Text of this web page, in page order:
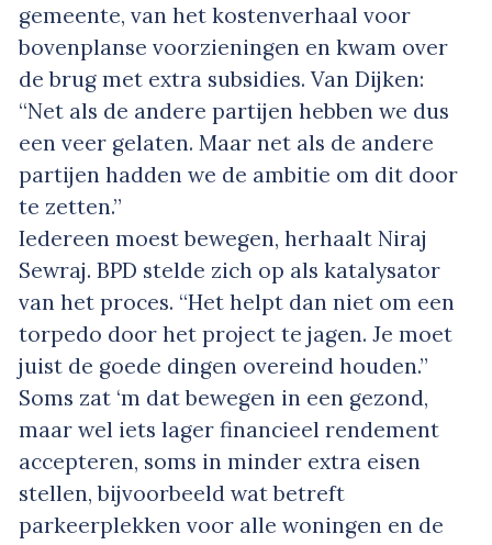
gemeente, van het kostenverhaal voor
bovenplanse voorzieningen en kwam over
de brug met extra subsidies. Van Dijken:
“Net als de andere partijen hebben we dus
een veer gelaten. Maar net als de andere
partijen hadden we de ambitie om dit door
te zetten.”
Iedereen moest bewegen, herhaalt Niraj
Sewraj. BPD stelde zich op als katalysator
van het proces. “Het helpt dan niet om een
torpedo door het project te jagen. Je moet
juist de goede dingen overeind houden.”
Soms zat ‘m dat bewegen in een gezond,
maar wel iets lager financieel rendement
accepteren, soms in minder extra eisen
stellen, bijvoorbeeld wat betreft
parkeerplekken voor alle woningen en de